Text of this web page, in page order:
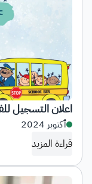
اعلان التسجيل
1446هـ
أكتوبر 2024
قراءة المزيد